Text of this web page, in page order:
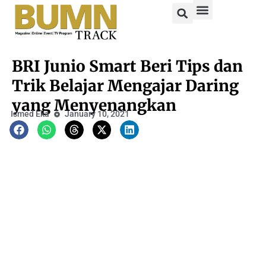
BRI Junio Smart Beri Tips dan
Trik Belajar Mengajar Daring
yang Menyenangkan
Ismed Eka January 10, 2021